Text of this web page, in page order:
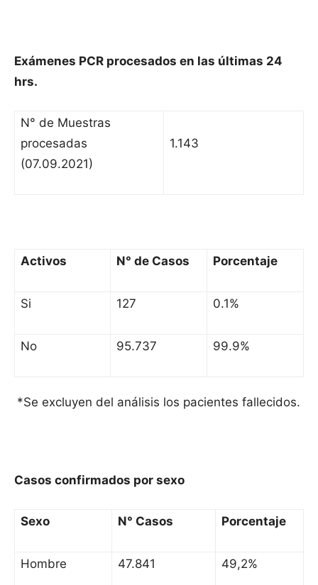
Exámenes PCR procesados en las últimas 24
hrs.
N° de Muestras
procesadas
(07.09.2021)
1.143
Activos N° de Casos Porcentaje
Si 127 0.1%
No 95.737 99.9%
*Se excluyen del análisis los pacientes fallecidos.
Casos confirmados por sexo
Sexo N° Casos Porcentaje
Hombre 47.841 49,2%